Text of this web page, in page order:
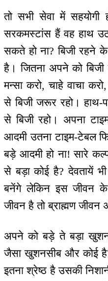
तो सभी सेवा में सहयोगी
सरकमस्टांस हैं वह हाथ
सकते हो ना? बिजी रहने
है। जितना अपने को
मन्सा करो, चाहे वाचा
से बिजी जरूर रहो। हाथ-
से बिजी रहो। अपना
आदमी उतना टाइम-टेबल
बड़े आदमी हो ना! सारे
से बड़ा कोई है? देवतायें
बनेंगे लेकिन इस जीवन
जीवन है तो ब्राह्मण जीवन
अपने को बड़े ते बड़ा
जैसा खुशनसीब और कोई
इतना श्रेष्ठ है उसकी